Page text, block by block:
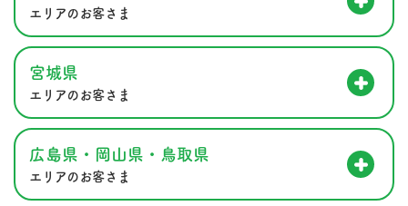
エリアのお客さま
宮城県
エリアのお客さま
広島県・岡山県・鳥取県
エリアのお客さま